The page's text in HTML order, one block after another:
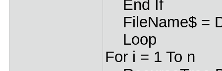
End If
FileName$ =
Loop
For i = 1 To n